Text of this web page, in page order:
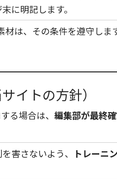
に明記します。
材は、その条件を遵守しま
イトの方針）
る場合は、 編集部が最終
害さないよう、
トレーニ